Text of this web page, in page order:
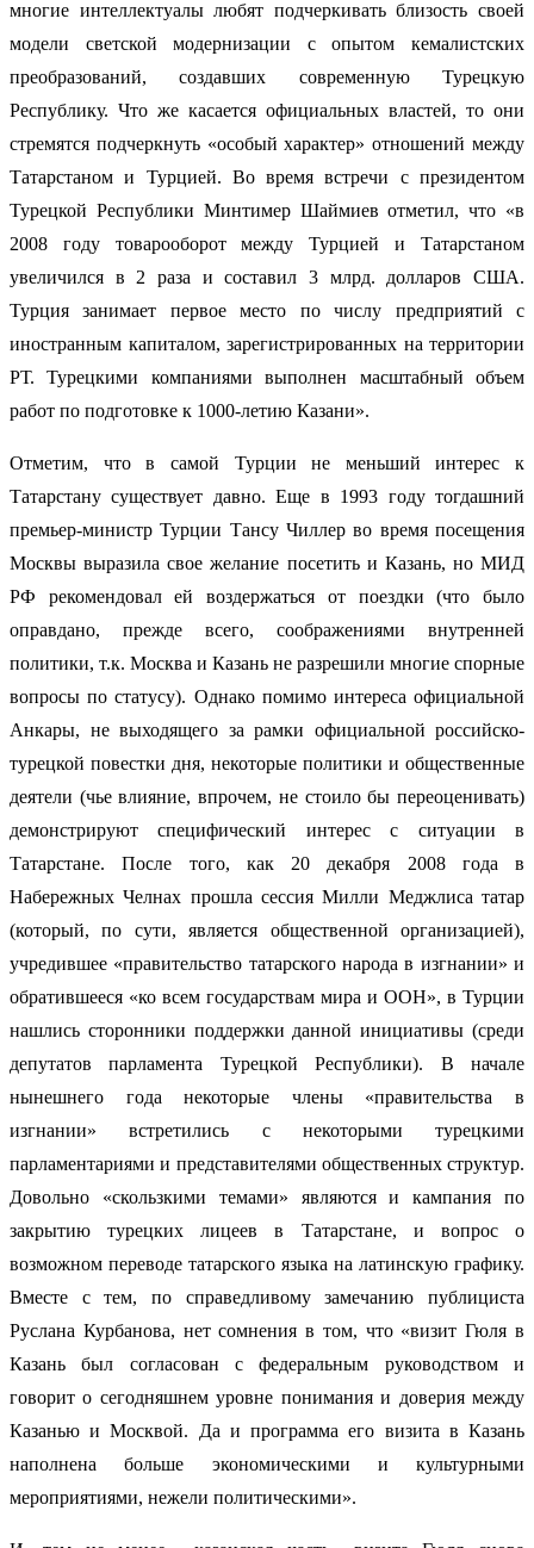
многие интеллектуалы любят подчеркивать близость своей
модели светской модернизации с опытом кемалистских
преобразований, создавших современную Турецкую
Республику. Что же касается официальных властей, то они
стремятся подчеркнуть «особый характер» отношений между
Татарстаном и Турцией. Во время встречи с президентом
Турецкой Республики Минтимер Шаймиев отметил, что «в
2008 году товарооборот между Турцией и Татарстаном
увеличился в 2 раза и составил 3 млрд. долларов США.
Турция занимает первое место по числу предприятий с
иностранным капиталом, зарегистрированных на территории
РТ. Турецкими компаниями выполнен масштабный объем
работ по подготовке к 1000-летию Казани».
Отметим, что в самой Турции не меньший интерес к
Татарстану существует давно. Еще в 1993 году тогдашний
премьер-министр Турции Тансу Чиллер во время посещения
Москвы выразила свое желание посетить и Казань, но МИД
РФ рекомендовал ей воздержаться от поездки (что было
оправдано, прежде всего, соображениями внутренней
политики, т.к. Москва и Казань не разрешили многие спорные
вопросы по статусу). Однако помимо интереса официальной
Анкары, не выходящего за рамки официальной российско-
турецкой повестки дня, некоторые политики и общественные
деятели (чье влияние, впрочем, не стоило бы переоценивать)
демонстрируют специфический интерес с ситуации в
Татарстане. После того, как 20 декабря 2008 года в
Набережных Челнах прошла сессия Милли Меджлиса татар
(который, по сути, является общественной организацией),
учредившее «правительство татарского народа в изгнании» и
обратившееся «ко всем государствам мира и ООН», в Турции
нашлись сторонники поддержки данной инициативы (среди
депутатов парламента Турецкой Республики). В начале
нынешнего года некоторые члены «правительства в
изгнании» встретились с некоторыми турецкими
парламентариями и представителями общественных структур.
Довольно «скользкими темами» являются и кампания по
закрытию турецких лицеев в Татарстане, и вопрос о
возможном переводе татарского языка на латинскую графику.
Вместе с тем, по справедливому замечанию публициста
Руслана Курбанова, нет сомнения в том, что «визит Гюля в
Казань был согласован с федеральным руководством и
говорит о сегодняшнем уровне понимания и доверия между
Казанью и Москвой. Да и программа его визита в Казань
наполнена больше экономическими и культурными
мероприятиями, нежели политическими».